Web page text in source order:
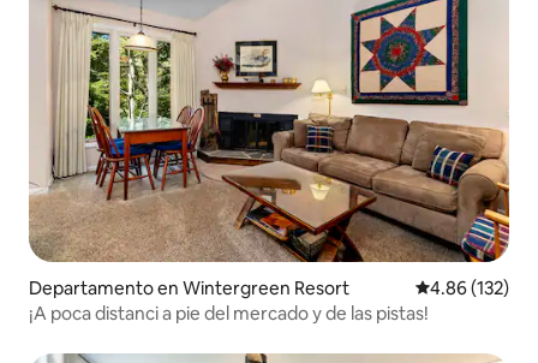
Departamento en Wintergreen Resort Calificación
4.86 (132)
¡A poca distanci a pie del mercado y de las pistas!